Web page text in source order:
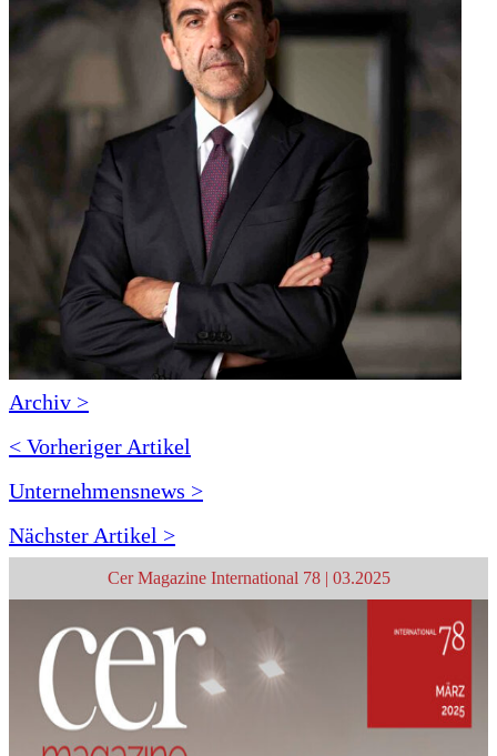
Archiv >
< Vorheriger Artikel
Unternehmensnews >
Nächster Artikel >
Cer Magazine International 78 | 03.2025